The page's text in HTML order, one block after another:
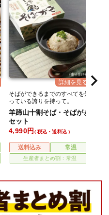
そばができるまでのすべてを知
っている誇りを持って。
羊蹄山十割そば・そばがき
セット
送料込み 常温
生産者まとめ割：常温
4,990 税込・送料込